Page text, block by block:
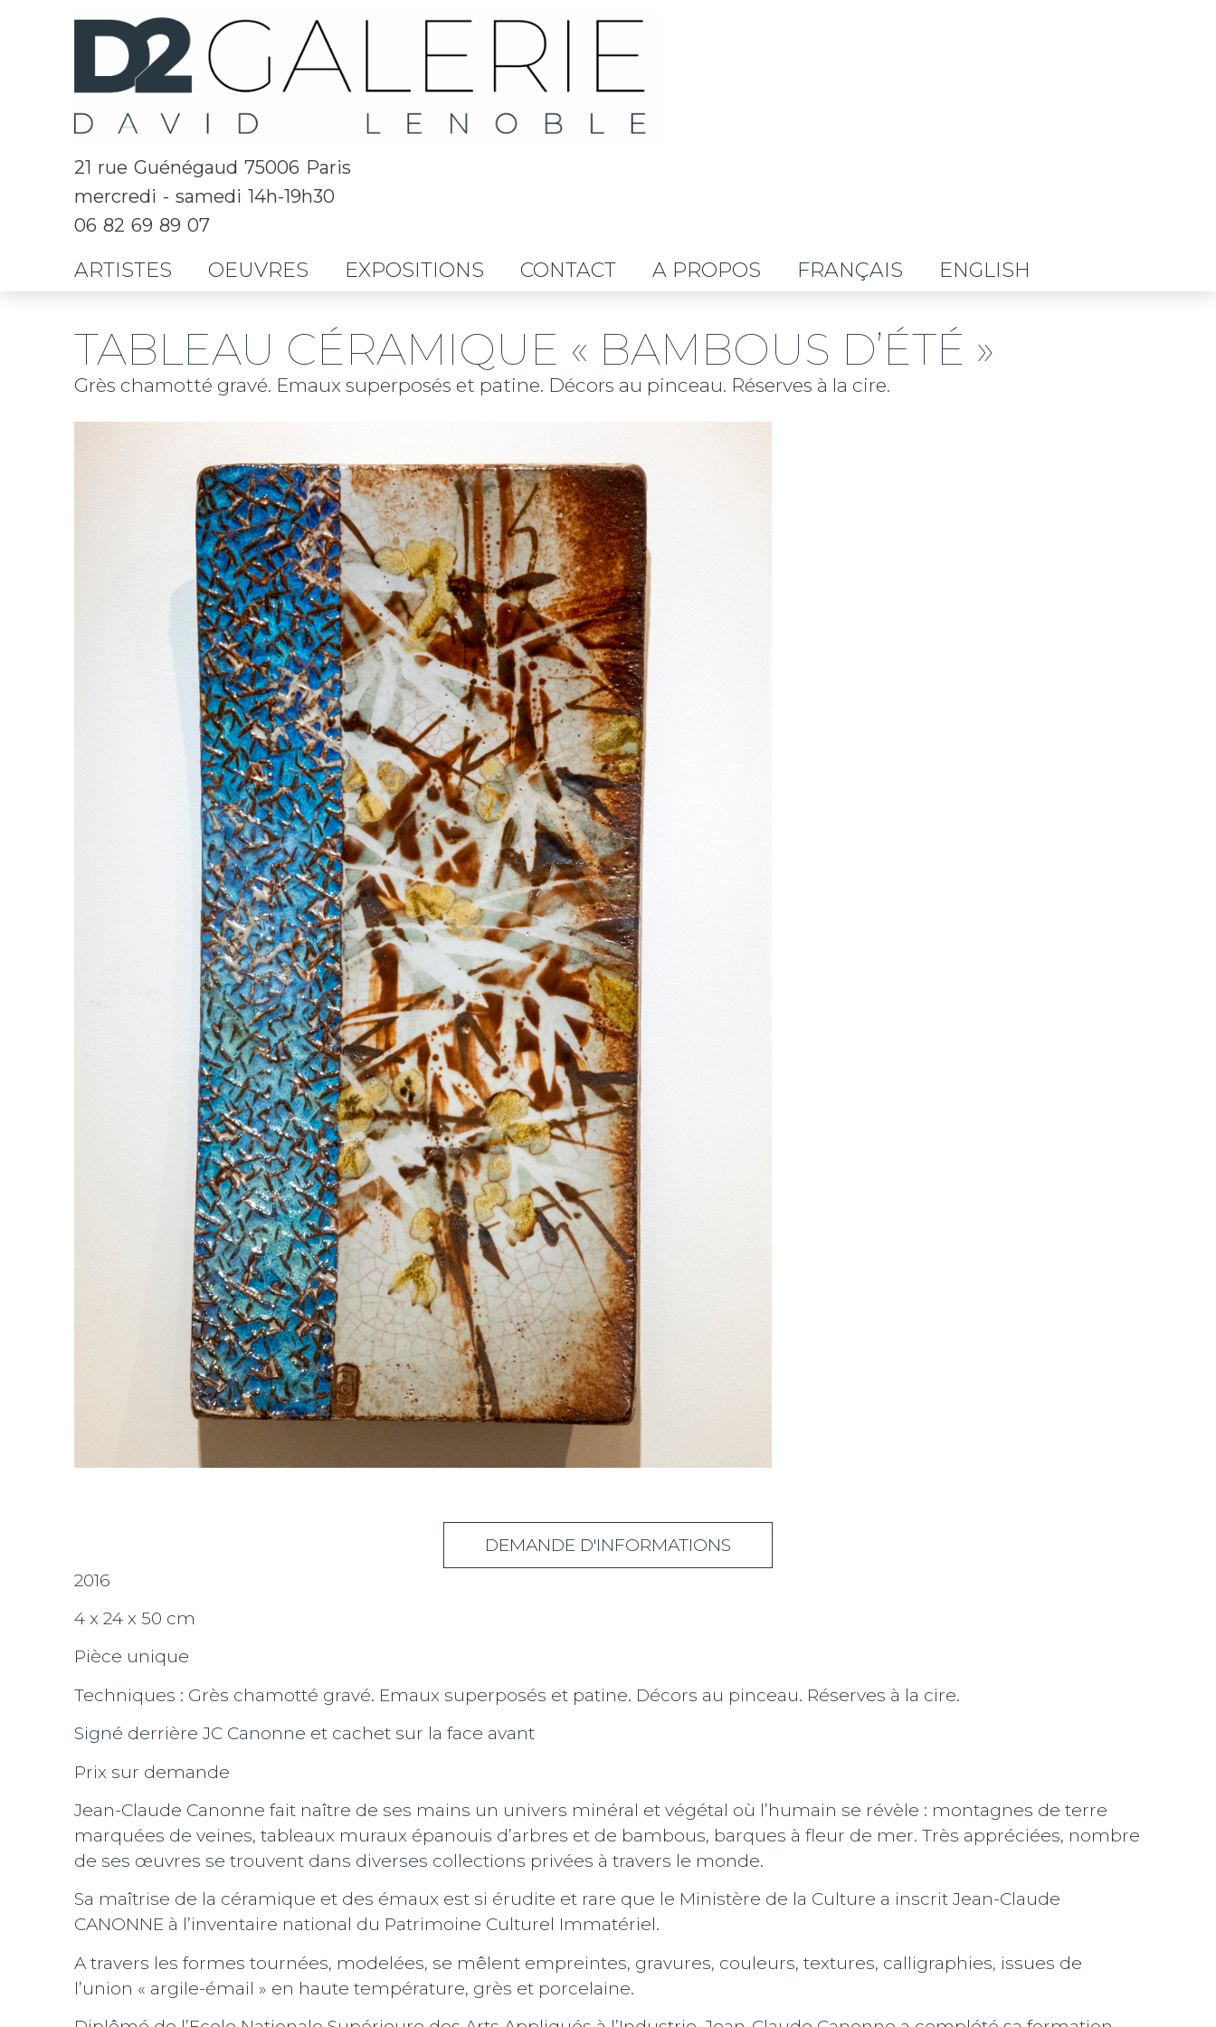
21 rue Guénégaud 75006 Paris
mercredi - samedi 14h-19h30
06 82 69 89 07
ARTISTES OEUVRES EXPOSITIONS CONTACT A PROPOS FRANÇAIS ENGLISH
TABLEAU CÉRAMIQUE « BAMBOUS D’ÉTÉ »
Grès chamotté gravé. Emaux superposés et patine. Décors au pinceau. Réserves à la cire.
DEMANDE D'INFORMATIONS
2016
4 x 24 x 50 cm
Pièce unique
Techniques : Grès chamotté gravé. Emaux superposés et patine. Décors au pinceau. Réserves à la cire.
Signé derrière JC Canonne et cachet sur la face avant
Prix sur demande
Jean-Claude Canonne fait naître de ses mains un univers minéral et végétal où l’humain se révèle : montagnes de terre
marquées de veines, tableaux muraux épanouis d’arbres et de bambous, barques à fleur de mer. Très appréciées, nombre
de ses œuvres se trouvent dans diverses collections privées à travers le monde.
Sa maîtrise de la céramique et des émaux est si érudite et rare que le Ministère de la Culture a inscrit Jean-Claude
CANONNE à l’inventaire national du Patrimoine Culturel Immatériel.
A travers les formes tournées, modelées, se mêlent empreintes, gravures, couleurs, textures, calligraphies, issues de
l’union « argile-émail » en haute température, grès et porcelaine.